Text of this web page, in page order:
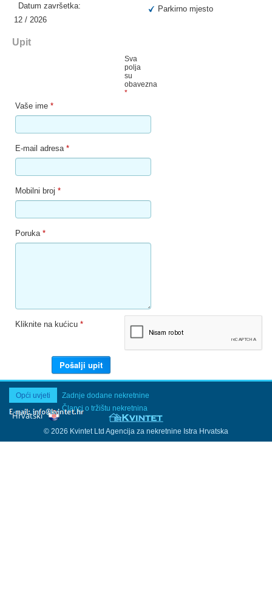
Datum završetka:
12 / 2026
Upit
Sva
polja
su
obavezna
*
Vaše ime *
E-mail adresa *
Mobilni broj *
Poruka *
Kliknite na kućicu *
Parkirno mjesto
Opći uvjeti
Zadnje dodane nekretnine
Članci o tržištu nekretnina
© 2026 Kvintet Ltd Agencija za nekretnine Istra Hrvatska